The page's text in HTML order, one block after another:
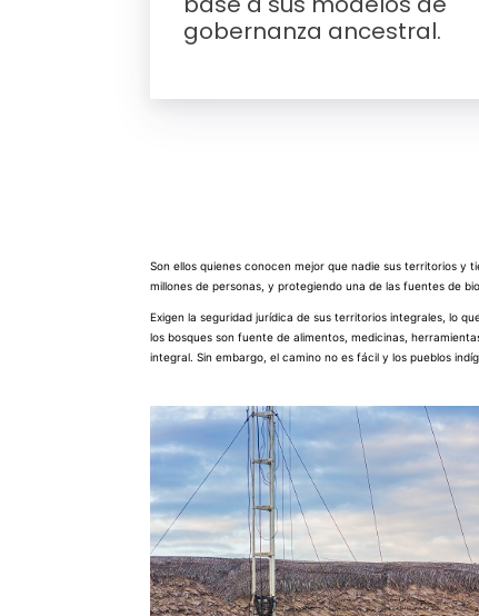
gobernanza ancestral.
Son ellos quienes conocen mejor que nadie sus territorios y
millones de personas, y protegiendo una de las fuentes de
Exigen la seguridad jurídica de sus territorios integrales, lo
los bosques son fuente de alimentos, medicinas,
integral. Sin embargo, el camino no es fácil y los pueblos